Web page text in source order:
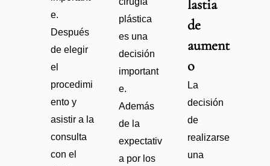
e.
Después
de elegir
el
procedimi
ento y
asistir a la
consulta
con el
plástica
es una
decisión
important
e.
Además
de la
expectativ
a por los
lastia
de
aument
o
La
decisión
de
realizarse
una